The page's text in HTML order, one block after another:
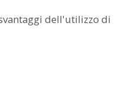
dell'utilizzo di